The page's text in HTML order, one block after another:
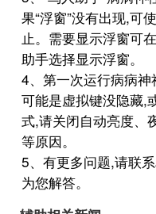
果“浮窗”没有出现,可
止。需要显示浮窗可
助手选择显示浮窗。
4、第一次运行病病
可能是虚拟键没隐藏,
式,请关闭自动亮度、
等原因。
5、有更多问题,请联
为您解答。